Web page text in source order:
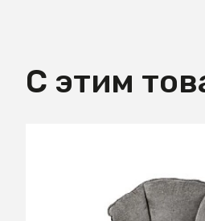
С этим
Кресло HALMAR GUIDO